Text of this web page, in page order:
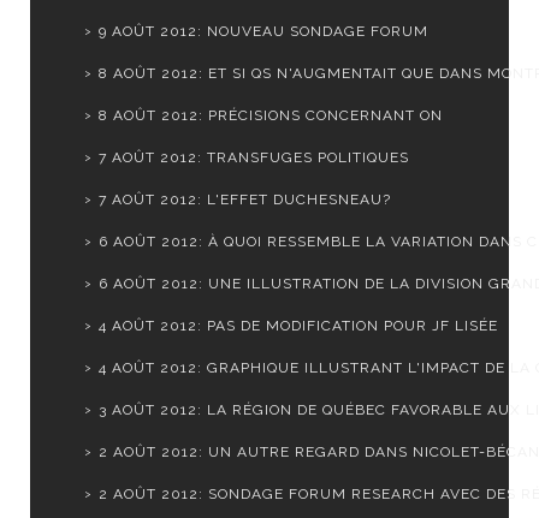
9 AOÛT 2012: NOUVEAU SONDAGE FORUM
8 AOÛT 2012: ET SI QS N'AUGMENTAIT QUE DANS
8 AOÛT 2012: PRÉCISIONS CONCERNANT ON
7 AOÛT 2012: TRANSFUGES POLITIQUES
7 AOÛT 2012: L'EFFET DUCHESNEAU?
6 AOÛT 2012: À QUOI RESSEMBLE LA VARIATION DANS
6 AOÛT 2012: UNE ILLUSTRATION DE LA DIVISION
4 AOÛT 2012: PAS DE MODIFICATION POUR JF LISÉE
4 AOÛT 2012: GRAPHIQUE ILLUSTRANT L'IMPACT DE LA
3 AOÛT 2012: LA RÉGION DE QUÉBEC FAVORABLE AUX
2 AOÛT 2012: UN AUTRE REGARD DANS NICOLET-
2 AOÛT 2012: SONDAGE FORUM RESEARCH AVEC DES